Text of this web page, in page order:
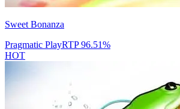
Sweet Bonanza
Pragmatic PlayRTP96.51%
HOT